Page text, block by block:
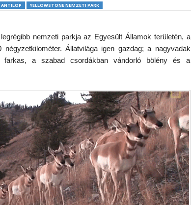
ANTILOP YELLOWSTONE NEMZETI PARK
nemzeti parkja az Egyesült Államok területén, a
négyzetkilométer. Állatvilága igen gazdag; a nagyvadak
a szabad csordákban vándorló bölény és a